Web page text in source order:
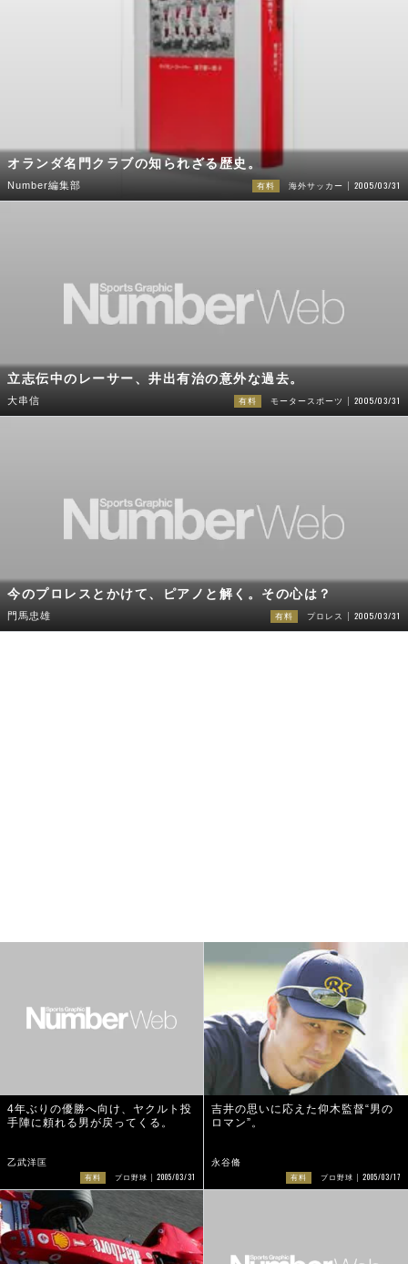
オランダ名門クラブの知られざる歴史。
Number編集部 有料 海外サッカー 2005/03/31
立志伝中のレーサー、井出有治の意外な過去。
大串信 有料 モータースポーツ 2005/03/31
今のプロレスとかけて、ピアノと解く。その心は？
門馬忠雄 有料 プロレス 2005/03/31
4年ぶりの優勝へ向け、ヤクルト投
手陣に頼れる男が戻ってくる。
乙武洋匡
有料 プロ野球 2005/03/31
吉井の思いに応えた仰木監督“男の
ロマン”。
永谷脩
有料 プロ野球 2005/03/17